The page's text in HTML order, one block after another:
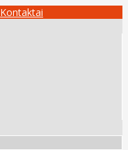
Kontaktai